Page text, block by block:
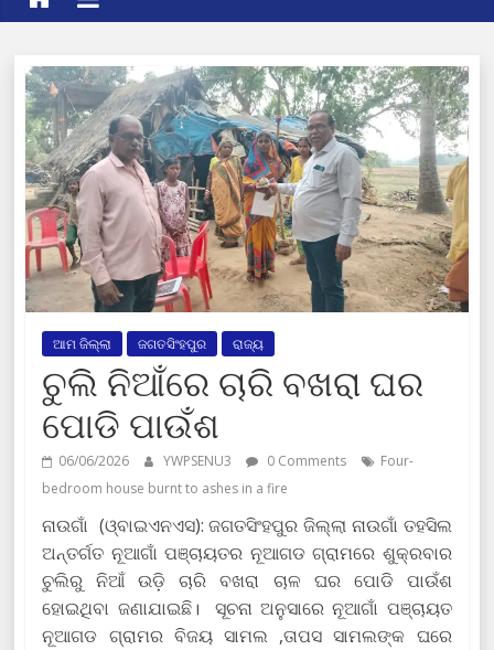
ଆମ ଜିଲ୍ଲା ଜଗତସିଂହପୁର ରାଜ୍ୟ
ଚୁଲି ନିଆଁରେ ଚାରି ବଖରା ଘର
ପୋଡି ପାଉଁଶ
06/06/2026 YWPSENU3 0 Comments
Four-
bedroom house burnt to ashes in a fire
ନାଉଗାଁ (ଓ୍ବାଇଏନଏସ): ଜଗତସିଂହପୁର ଜିଲ୍ଲା ନାଉଗାଁ ତହସିଲ
ଅନ୍ତର୍ଗତ ନୂଆଗାଁ ପଞ୍ଚାୟତର ନୂଆଗଡ ଗ୍ରାମରେ ଶୁକ୍ରବାର
ଚୁଲିରୁ ନିଆଁ ଉଡ଼ି ଚାରି ବଖରା ଚାଳ ଘର ପୋଡି ପାଉଁଶ
ହୋଇଥିବା ଜଣାଯାଇଛି। ସୂଚନା ଅନୁସାରେ ନୂଆଗାଁ ପଞ୍ଚାୟତ
ନୂଆଗଡ ଗ୍ରାମର ବିଜୟ ସାମଲ ,ତାପସ ସାମଲଙ୍କ ଘରେ